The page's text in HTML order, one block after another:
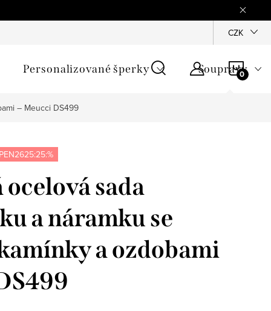
Jak
CZK
Personalizované šperky Soupravy
– Meucci DS499
ocelová sada
a náramku se
a ozdobami